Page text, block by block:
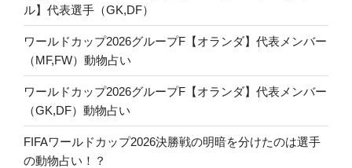
ル】代表選手（GK,DF）
ワールドカップ2026グループF【オランダ】代表メンバー
（MF,FW）動物占い
ワールドカップ2026グループF【オランダ】代表メンバー
（GK,DF）動物占い
FIFAワールドカップ2026決勝戦の明暗を分けたのは選手
の動物占い！？